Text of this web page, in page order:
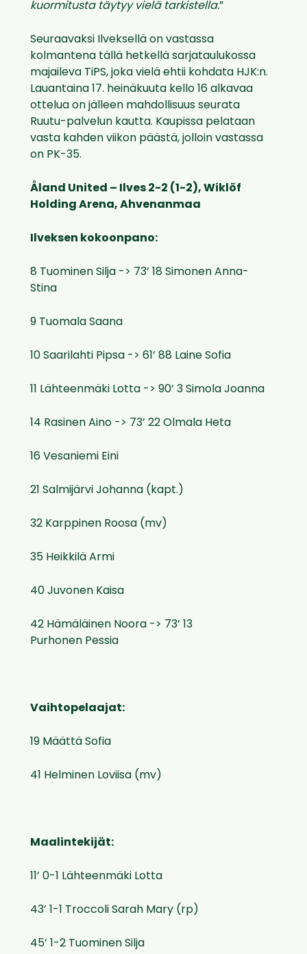
kuormitusta täytyy vielä tarkistella.”
Seuraavaksi Ilveksellä on vastassa
kolmantena tällä hetkellä sarjataulukossa
majaileva TiPS, joka vielä ehtii kohdata HJK:n.
Lauantaina 17. heinäkuuta kello 16 alkavaa
ottelua on jälleen mahdollisuus seurata
Ruutu-palvelun kautta. Kaupissa pelataan
vasta kahden viikon päästä, jolloin vastassa
on PK-35.
Åland United – Ilves 2-2 (1-2), Wiklöf
Holding Arena, Ahvenanmaa
Ilveksen kokoonpano:
8 Tuominen Silja -> 73’ 18 Simonen Anna-
Stina
9 Tuomala Saana
10 Saarilahti Pipsa -> 61’ 88 Laine Sofia
11 Lähteenmäki Lotta -> 90’ 3 Simola Joanna
14 Rasinen Aino -> 73’ 22 Olmala Heta
16 Vesaniemi Eini
21 Salmijärvi Johanna (kapt.)
32 Karppinen Roosa (mv)
35 Heikkilä Armi
40 Juvonen Kaisa
42 Hämäläinen Noora -> 73’ 13
Purhonen Pessia
Vaihtopelaajat:
19 Määttä Sofia
41 Helminen Loviisa (mv)
Maalintekijät:
11’ 0-1 Lähteenmäki Lotta
43’ 1-1 Troccoli Sarah Mary (rp)
45’ 1-2 Tuominen Silja